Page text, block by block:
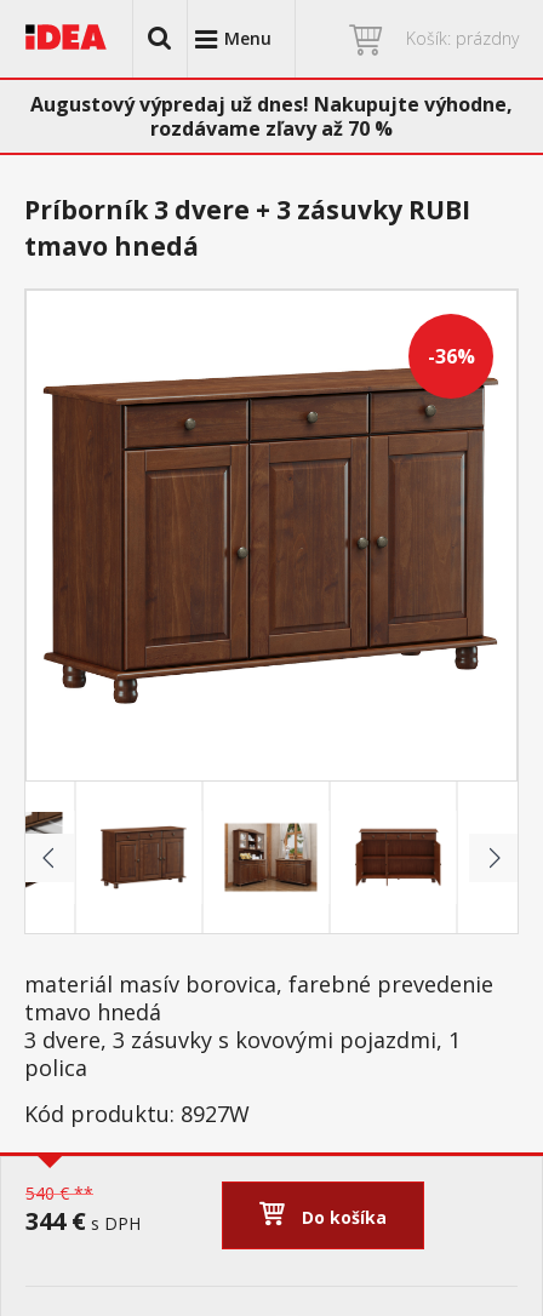
Menu Košík: prázdny
Augustový výpredaj už dnes! Nakupujte výhodne,
rozdávame zľavy až 70 %
-36%
Príborník 3 dvere + 3 zásuvky RUBI
tmavo hnedá
materiál masív borovica, farebné prevedenie
tmavo hnedá
3 dvere, 3 zásuvky s kovovými pojazdmi, 1
polica
Kód produktu: 8927W
540 € **
344 € s DPH Do košíka